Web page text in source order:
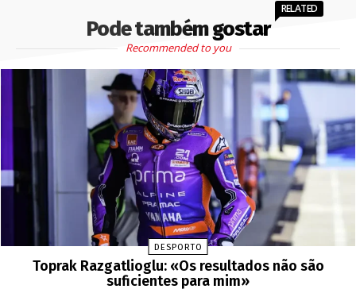
Pode também gostar
RELATED
Recommended to you
DESPORTO
Toprak Razgatlioglu: «Os resultados não são
suficientes para mim»